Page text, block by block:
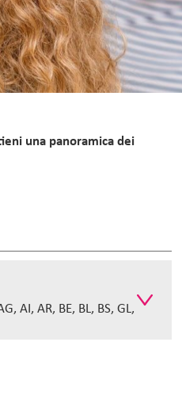
una panoramica dei
AI, AR, BE, BL, BS, GL,